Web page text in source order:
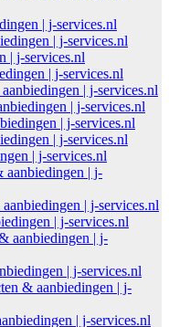
| j-services.nl
| j-services.nl
| j-services.nl
| j-services.nl
| j-services.nl
| j-services.nl
| j-services.nl
| j-services.nl
| j-services.nl
aanbiedingen | j-
| j-services.nl
| j-services.nl
aanbiedingen | j-
| j-services.nl
& aanbiedingen | j-
| j-services.nl